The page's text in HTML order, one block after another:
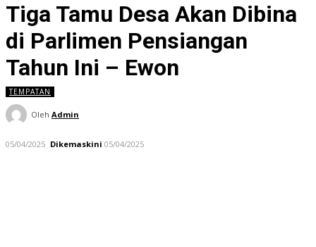
Tiga Tamu Desa Akan Dibina
di Parlimen Pensiangan
Tahun Ini – Ewon
TEMPATAN
Oleh Admin
05/04/2025 Dikemaskini 05/04/2025